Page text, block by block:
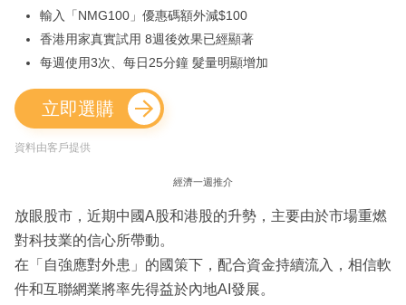
輸入「NMG100」優惠碼額外減$100
香港用家真實試用 8週後效果已經顯著
每週使用3次、每日25分鐘 髮量明顯增加
立即選購
資料由客戶提供
經濟一週推介
放眼股市，近期中國A股和港股的升勢，主要由於市場重燃
對科技業的信心所帶動。
在「自強應對外患」的國策下，配合資金持續流入，相信軟
件和互聯網業將率先得益於內地AI發展。